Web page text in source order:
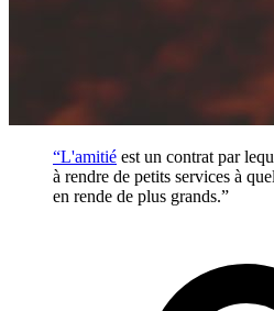
“L'amitié est un contrat par
à rendre de petits services à
en rende de plus grands.”